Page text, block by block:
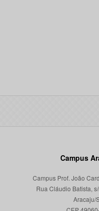
Campus
Campus Prof. João
Rua Cláudio Batista,
Aracaju/